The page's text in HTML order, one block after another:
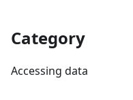
Category
Accessing data